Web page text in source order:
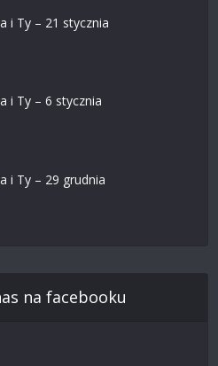
i Ty – 21 stycznia
i Ty – 6 stycznia
i Ty – 29 grudnia
na facebooku